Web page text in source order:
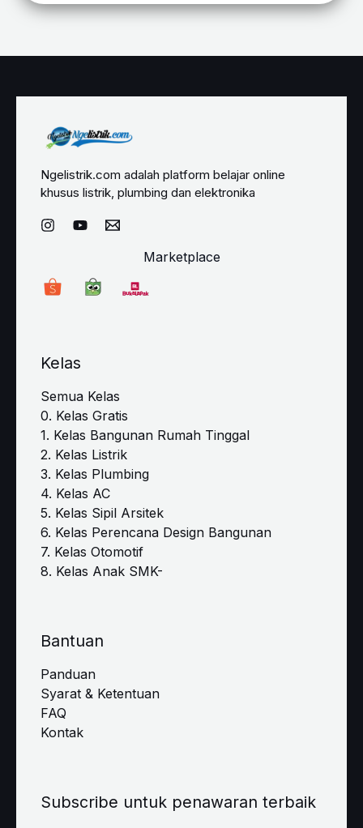
Ngelistrik.com adalah platform belajar online
khusus listrik, plumbing dan elektronika
Marketplace
Kelas
Semua Kelas
0. Kelas Gratis
1. Kelas Bangunan Rumah Tinggal
2. Kelas Listrik
3. Kelas Plumbing
4. Kelas AC
5. Kelas Sipil Arsitek
6. Kelas Perencana Design Bangunan
7. Kelas Otomotif
8. Kelas Anak SMK-
Bantuan
Panduan
Syarat & Ketentuan
FAQ
Kontak
Subscribe untuk penawaran terbaik